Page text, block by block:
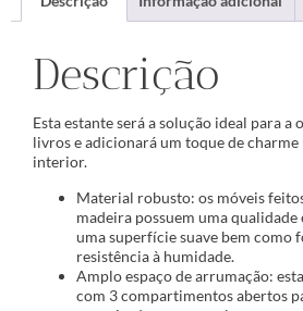
Descrição
Esta estante será a solução ideal para a
livros e adicionará um toque de charme
interior.
Material robusto: os móveis
madeira possuem uma
uma superfície suave bem como
resistência à humidade.
Amplo espaço de arrumação:
com 3 compartimentos abertos